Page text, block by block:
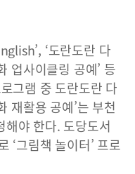
‘도란도란 다
업사이클링 공예’ 등
그램 중 도란도란 다
재활용 공예’는 부천
해야 한다. 도당도서
‘그림책 놀이터’ 프로